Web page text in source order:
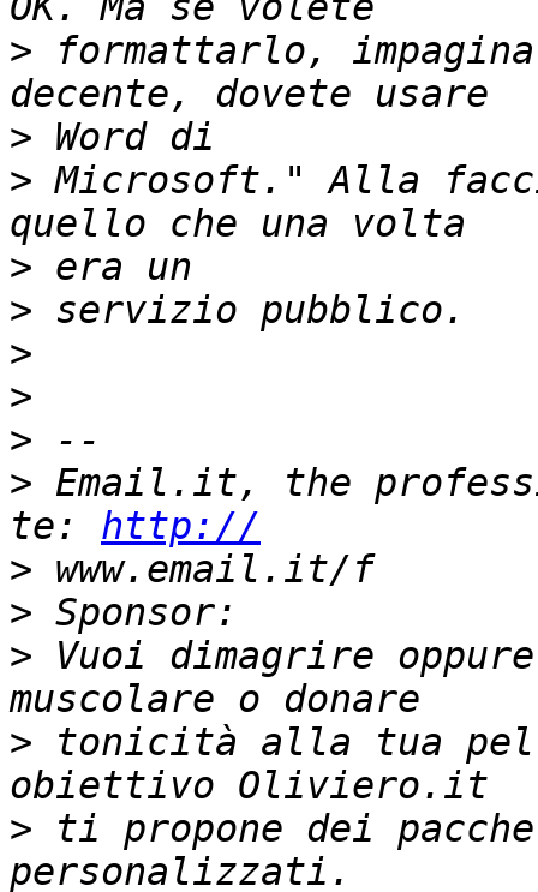
> formattarlo,
>
> Microsoft." Alla
>
>
>
>
>
> Email.it, the
te: http://
>
>
> Vuoi dimagrire
> tonicità alla tua
> ti propone dei